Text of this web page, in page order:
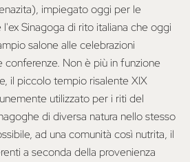
impiegato oggi per le
Sinagoga di rito italiana che oggi
salone alle celebrazioni
conferenze. Non è più in funzione
il piccolo tempio risalente XIX
utilizzato per i riti del
di diversa natura nello stesso
ad una comunità così nutrita, il
a seconda della provenienza